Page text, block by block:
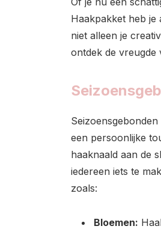
Haakpakket heb je
niet alleen je
ontdek de vreugde
een persoonlijke
haaknaald aan de
iedereen iets te
zoals:
Bloemen: